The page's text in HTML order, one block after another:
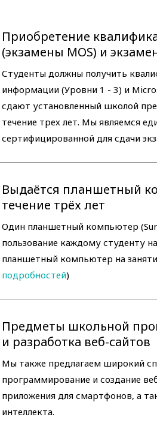
Приобретение
(экзамены MOS) и
Студенты должны получить
информации (Уровни 1 - 3) и
сдают установленный школой
течение трех лет. Мы являемся
сертифицированной для сдачи
Выдаётся планшетный
течение трёх лет
Один планшетный компьютер
пользование каждому студенту
планшетный компьютер на
подробностей)
Предметы школьной
и разработка веб-сайтов
Мы также предлагаем широкий
программирование и создание
приложения для смартфонов, а
интеллекта.